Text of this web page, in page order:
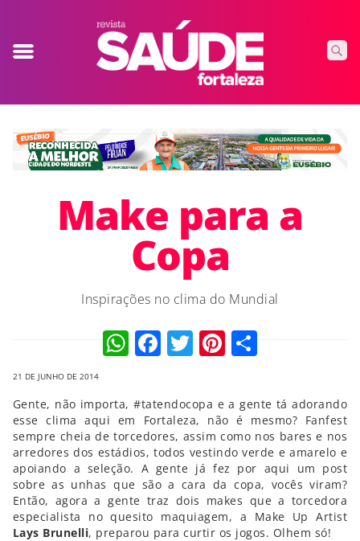
Make para a
Copa
Inspirações no clima do Mundial
WhatsApp
Facebook
TwitterPinterest
21 DE JUNHO DE 2014
Gente, não importa, #tatendocopa e a gente tá adorando
esse clima aqui em Fortaleza, não é mesmo? Fanfest
sempre cheia de torcedores, assim como nos bares e nos
arredores dos estádios, todos vestindo verde e amarelo e
apoiando a seleção. A gente já fez por aqui um post
sobre as unhas que são a cara da copa, vocês viram?
Então, agora a gente traz dois makes que a torcedora
especialista no quesito maquiagem, a Make Up Artist
Lays Brunelli, preparou para curtir os jogos. Olhem só!